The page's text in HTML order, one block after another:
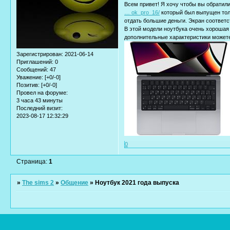
Зарегистрирован: 2021-06-14
Приглашений: 0
Сообщений: 47
Уважение: [+0/-0]
Позитив: [+0/-0]
Провел на форуме:
3 часа 43 минуты
Последний визит:
2023-08-17 12:32:29
Всем привет! Я хочу чтобы вы
… ok_pro_16/ который был выпущен
отдать большие деньги. Экран
В этой модели ноутбука очень
дополнительные характеристики
0
Страница:1
»The sims 2 »Общение » Ноутбук 2021 года выпуска